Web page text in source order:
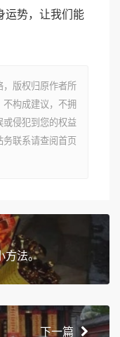
运势，让我们能
版权归原作者所
构成建议，不拥
侵犯到您的权益
联系请查阅首页
方法。
下一篇